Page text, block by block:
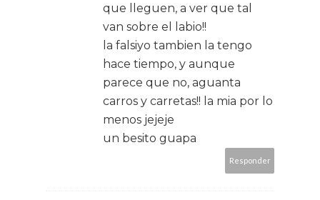
que lleguen, a ver que tal
van sobre el labio!!
la falsiyo tambien la tengo
hace tiempo, y aunque
parece que no, aguanta
carros y carretas!! la mia por lo
menos jejeje
un besito guapa
Responder